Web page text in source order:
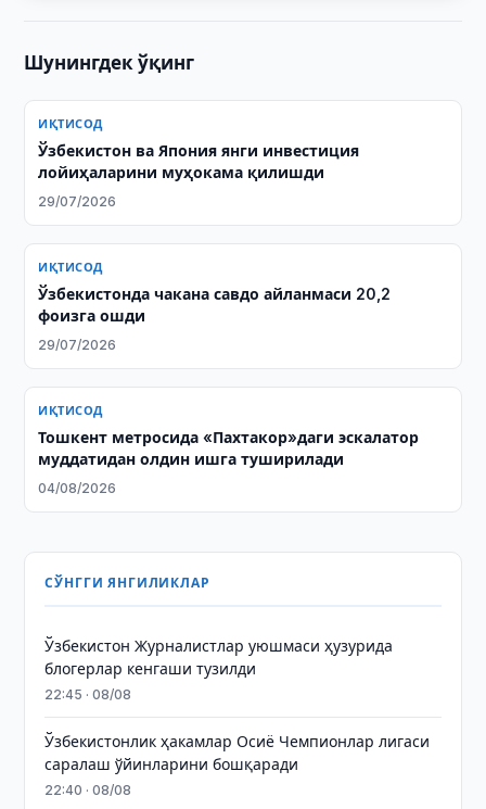
Шунингдек ўқинг
ИҚТИСОД
Ўзбекистон ва Япония янги инвестиция
лойиҳаларини муҳокама қилишди
29/07/2026
ИҚТИСОД
Ўзбекистонда чакана савдо айланмаси 20,2
фоизга ошди
29/07/2026
ИҚТИСОД
Тошкент метросида «Пахтакор»даги эскалатор
муддатидан олдин ишга туширилади
04/08/2026
СЎНГГИ ЯНГИЛИКЛАР
Ўзбекистон Журналистлар уюшмаси ҳузурида
блогерлар кенгаши тузилди
22:45 · 08/08
Ўзбекистонлик ҳакамлар Осиё Чемпионлар лигаси
саралаш ўйинларини бошқаради
22:40 · 08/08